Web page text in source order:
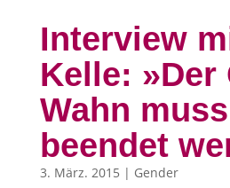
Interview
Kelle: »Der
Wahn muss
beendet
3. März. 2015 | Gender